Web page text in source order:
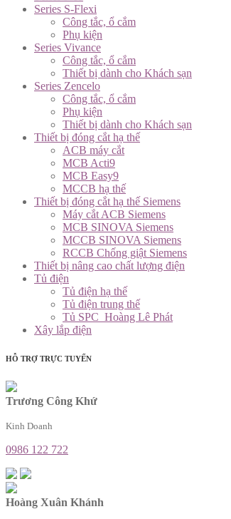
Series S-Flexi
Công tắc, ổ cắm
Phụ kiện
Series Vivance
Công tắc, ổ cắm
Thiết bị dành cho Khách sạn
Series Zencelo
Công tắc, ổ cắm
Phụ kiện
Thiết bị dành cho Khách sạn
Thiết bị đóng cắt hạ thế
ACB máy cắt
MCB Acti9
MCB Easy9
MCCB hạ thế
Thiết bị đóng cắt hạ thế Siemens
Máy cắt ACB Siemens
MCB SINOVA Siemens
MCCB SINOVA Siemens
RCCB Chống giật Siemens
Thiết bị nâng cao chất lượng điện
Tủ điện
Tủ điện hạ thế
Tủ điện trung thế
Tủ SPC_Hoàng Lê Phát
Xây lắp điện
HỖ TRỢ TRỰC TUYẾN
Trương Công Khứ
Kinh Doanh
0986 122 722
Hoàng Xuân Khánh